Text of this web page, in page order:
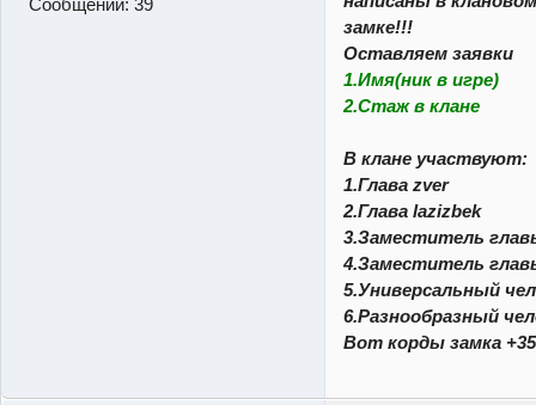
Сообщений: 39
замке!!!
Оставляем заявки
1.Имя(ник в игре)
2.Стаж в клане
В клане участвуют:
1.Глава zver
2.Глава lazizbek
3.Заместитель
4.Заместитель
5.Универсальный
6.Разнообразный
Вот корды замка